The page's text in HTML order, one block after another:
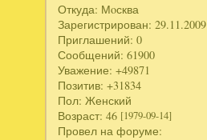
Откуда: Мoсква
Зарегистрирован: 29.11.2009
Приглашений: 0
Сообщений: 61900
Уважение: +49871
Позитив: +31834
Пол: Женский
Возраст: 46 [1979-09-14]
Провел на форуме: